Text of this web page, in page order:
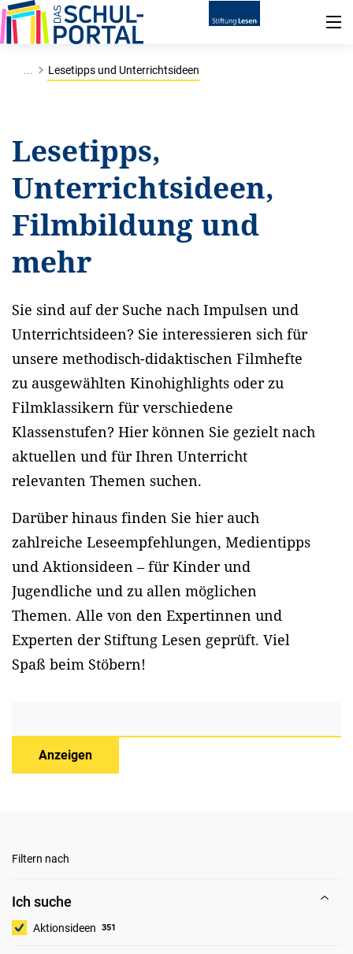
... Lesetipps und Unterrichtsideen
Lesetipps,
Unterrichtsideen,
Filmbildung und
mehr
Sie sind auf der Suche nach Impulsen und
Unterrichtsideen? Sie interessieren sich für
unsere methodisch-didaktischen Filmhefte
zu ausgewählten Kinohighlights oder zu
Filmklassikern für verschiedene
Klassenstufen? Hier können Sie gezielt nach
aktuellen und für Ihren Unterricht
relevanten Themen suchen.
Darüber hinaus finden Sie hier auch
zahlreiche Leseempfehlungen, Medientipps
und Aktionsideen – für Kinder und
Jugendliche und zu allen möglichen
Themen. Alle von den Expertinnen und
Experten der Stiftung Lesen geprüft. Viel
Spaß beim Stöbern!
Anzeigen
Filtern nach
Ich suche
Aktionsideen 351